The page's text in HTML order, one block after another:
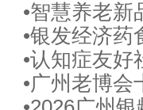
•智慧养老新
•银发经济
•认知症友
•广州老博